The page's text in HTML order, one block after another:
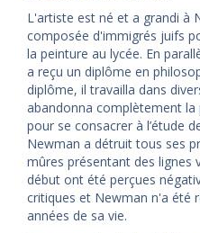
L'artiste est né et a grandi à
composée d'immigrés juifs
la peinture au lycée. En
a reçu un diplôme en
diplôme, il travailla dans
abandonna complètement
pour se consacrer à l’étude
Newman a détruit tous ses
mûres présentant des lignes
début ont été perçues
critiques et Newman n'a été
années de sa vie.